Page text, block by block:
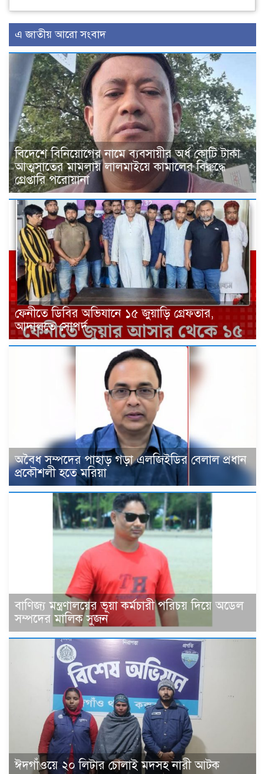
এ জাতীয় আরো সংবাদ
বিদেশে বিনিয়োগের নামে ব্যবসায়ীর অর্ধ কোটি টাকা
আত্মসাতের মামলায় লালমাইয়ে কামালের বিরুদ্ধে
গ্রেপ্তারি পরোয়ানা
ফেনীতে ডিবির অভিযানে ১৫ জুয়াড়ি গ্রেফতার,
আদালতে সোপর্দ
‎অবৈধ সম্পদের পাহাড় গড়া এলজিইডির বেলাল প্রধান
প্রকৌশলী হতে মরিয়া
বাণিজ্য মন্ত্রণালয়ের ভূয়া কর্মচারী পরিচয় দিয়ে অডেল
সম্পদের মালিক সুজন
ঈদগাঁওয়ে ২০ লিটার চোলাই মদসহ নারী আটক